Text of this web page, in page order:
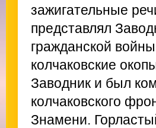
зажигательные
представлял
гражданской
колчаковские
Заводник и был
колчаковского
Знамени.